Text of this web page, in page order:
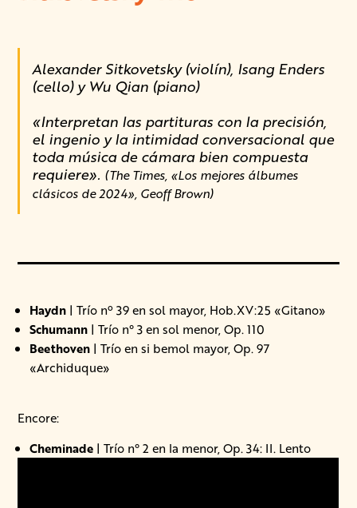
Alexander Sitkovetsky (violín), Isang Enders
(cello) y Wu Qian (piano)
«Interpretan las partituras con la precisión,
el ingenio y la intimidad conversacional que
toda música de cámara bien compuesta
requiere». (The Times, «Los mejores álbumes
clásicos de 2024», Geoff Brown)
Haydn | Trío nº 39 en sol mayor, Hob.XV:25 «Gitano»
Schumann | Trío n° 3 en sol menor, Op. 110
Beethoven | Trío en si bemol mayor, Op. 97
«Archiduque»
Encore:
Cheminade | Trío n° 2 en la menor, Op. 34: II. Lento